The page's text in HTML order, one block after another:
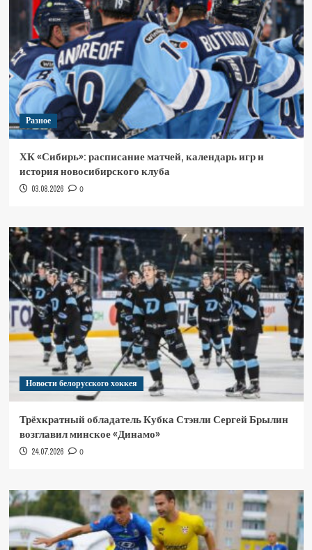
Разное
ХК «Сибирь»: расписание матчей, календарь игр и
история новосибирского клуба
03.08.2026 0
Новости белорусского хоккея
Трёхкратный обладатель Кубка Стэнли Сергей Брылин
возглавил минское «Динамо»
24.07.2026 0